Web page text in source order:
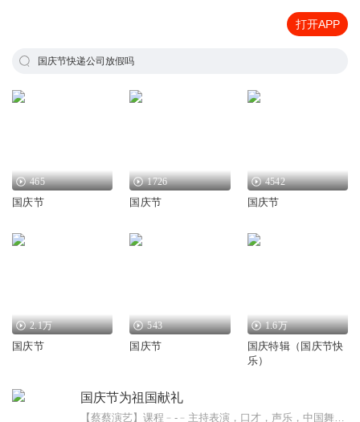
打开APP
国庆节快递公司放假吗
465
国庆节
1726
国庆节
4542
国庆节
2.1万
国庆节
543
国庆节
1.6万
国庆特辑（国庆节快
乐）
国庆节为祖国献礼